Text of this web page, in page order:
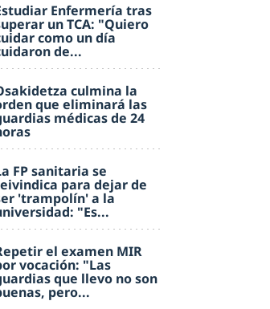
Enfermería tras
un TCA: "Quiero
como un día
de...
culmina la
que eliminará las
médicas de 24
FP sanitaria se
para dejar de
'trampolín' a la
"Es...
el examen MIR
vocación: "Las
que llevo no son
pero...